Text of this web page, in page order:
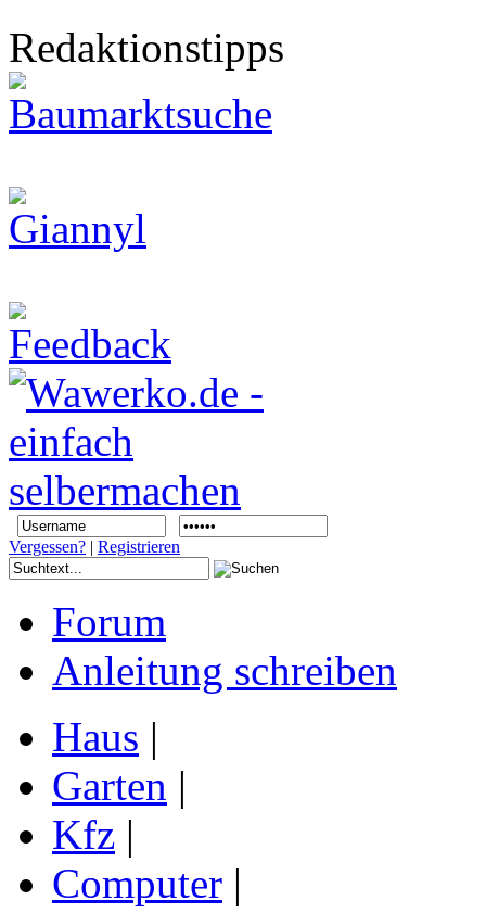
Redaktionstipps
Vergessen? | Registrieren
Forum
Anleitung schreiben
Haus |
Garten |
Kfz |
Computer |